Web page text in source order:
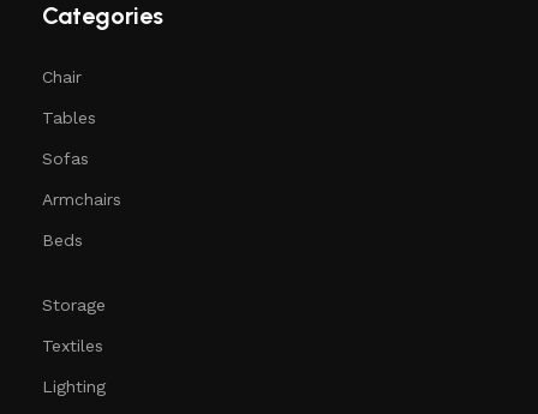
Categories
Chair
Tables
Sofas
Armchairs
Beds
Storage
Textiles
Lighting